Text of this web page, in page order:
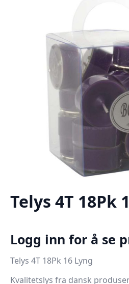
Telys 4T 18Pk
Logg inn for å se
Telys 4T 18Pk 16 Lyng
Kvalitetslys fra dansk